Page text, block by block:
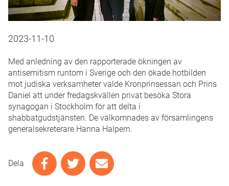
2023-11-10
Med anledning av den rapporterade ökningen av
antisemitism runtom i Sverige och den ökade hotbilden
mot judiska verksamheter valde Kronprinsessan och Prins
Daniel att under fredagskvällen privat besöka Stora
synagogan i Stockholm för att delta i
shabbatgudstjänsten. De välkomnades av församlingens
generalsekreterare Hanna Halpern.
Dela